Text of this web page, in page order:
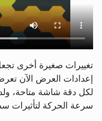
تغييرات صغيرة أخرى
إعدادات العرض الآن
لكل دقة شاشة متاحة،
سرعة الحركة لتأثيرات